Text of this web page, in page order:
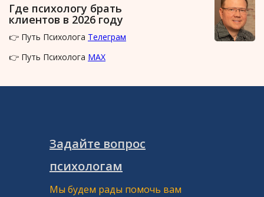
Где психологу брать
клиентов в 2026 году
👉 Путь Психолога Телеграм
👉 Путь Психолога MAX
Задайте вопрос
психологам
Мы будем рады помочь вам